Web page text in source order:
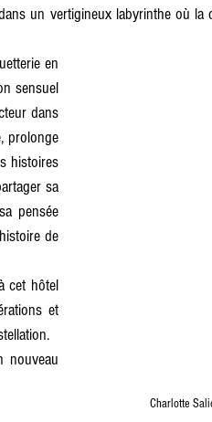
un vertigineux labyrinthe où la
Charlotte
en
sensuel
dans
prolonge
histoires
sa
pensée
de
cet hôtel
et